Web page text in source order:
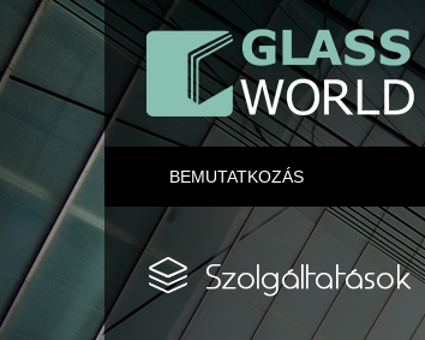
BEMUTATKOZÁS